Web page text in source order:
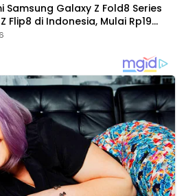
Samsung Galaxy Z Fold8 Series
Flip8 di Indonesia, Mulai Rp19